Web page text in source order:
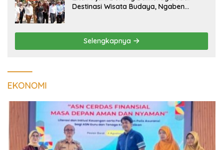
Destinasi Wisata Budaya, Ngaben
Selengkapnya
EKONOMI